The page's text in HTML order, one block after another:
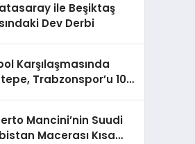
ile Beşiktaş
Dev Derbi
Karşılaşmasında
Trabzonspor’u 10
Mancini’nin Suudi
Macerası Kısa